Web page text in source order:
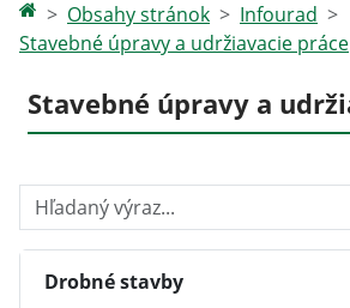
Obsahy stránok
Infourad
Stavebné úpravy a udržiavacie práce
Stavebné úpravy a
Hľadaný výraz...
Drobné stavby